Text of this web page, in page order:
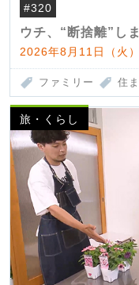
#320
ウチ、“断捨離”し
2026年8月11日（火
ファミリー 住
旅・くらし